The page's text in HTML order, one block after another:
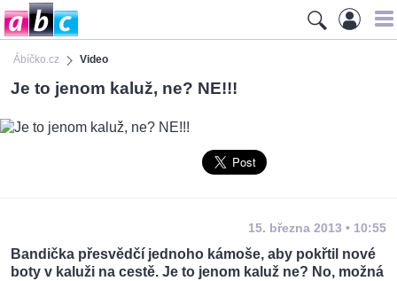
Ábíčko.cz Video
Je to jenom kaluž, ne? NE!!!
15. března 2013 • 10:55
Bandička přesvědčí jednoho kámoše, aby pokřtil nové
boty v kaluži na cestě. Je to jenom kaluž ne? No, možná